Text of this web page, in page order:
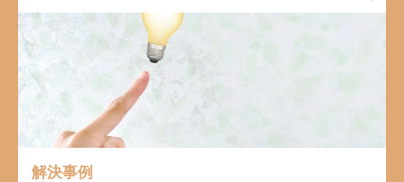
解決事例